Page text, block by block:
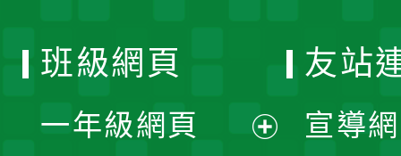
班級網頁
一年級網頁
友站
宣導